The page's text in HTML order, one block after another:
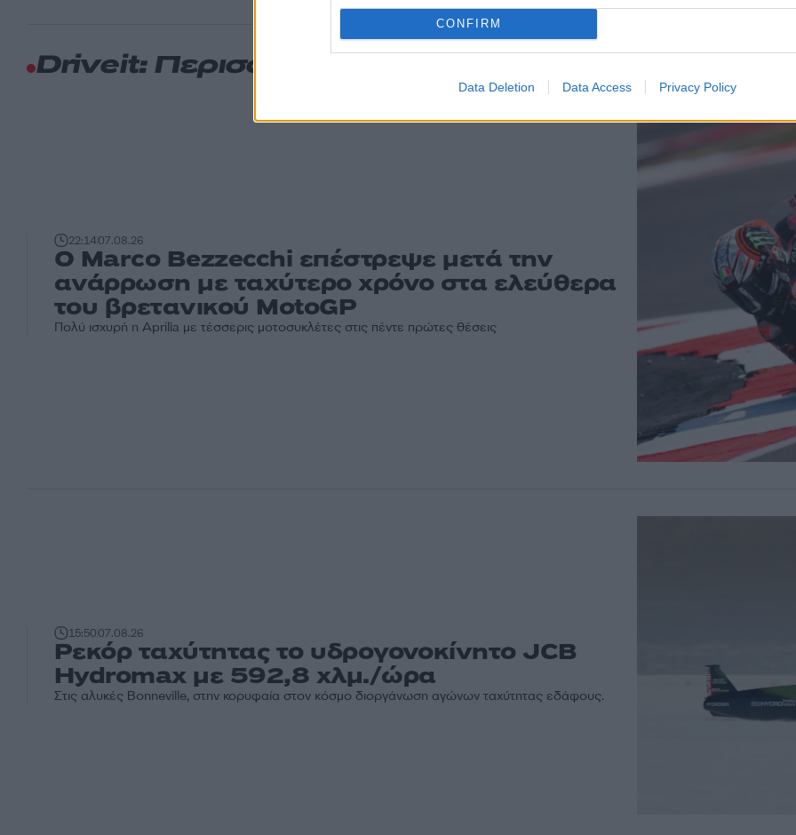
CONFIRM
Data Deletion Data Access Privacy Policy
Driveit: Περισσότερα άρθρα
22:1407.08.26
Ο Marco Bezzecchi επέστρεψε μετά την
ανάρρωση με ταχύτερο χρόνο στα ελεύθερα
του βρετανικού MotoGP
Πολύ ισχυρή η Aprilia με τέσσερις μοτοσυκλέτες στις πέντε πρώτες θέσεις
15:5007.08.26
Ρεκόρ ταχύτητας το υδρογονοκίνητο JCB
Hydromax με 592,8 χλμ./ώρα
Στις αλυκές Bonneville, στην κορυφαία στον κόσμο διοργάνωση αγώνων ταχύτητας εδάφους.